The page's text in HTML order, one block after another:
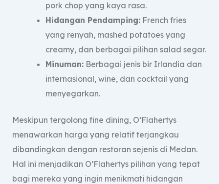
pork chop yang kaya rasa.
Hidangan Pendamping:French fries
yang renyah, mashed potatoes yang
creamy, dan berbagai pilihan salad segar.
Minuman:Berbagai jenis bir Irlandia dan
internasional, wine, dan cocktail yang
menyegarkan.
Meskipun tergolong fine dining, O’Flahertys
menawarkan harga yang relatif terjangkau
dibandingkan dengan restoran sejenis di Medan.
Hal ini menjadikan O’Flahertys pilihan yang tepat
bagi mereka yang ingin menikmati hidangan